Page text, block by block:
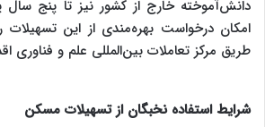
دانش‌آموخته خارج از کشور نیز تا پنج سال
امکان درخواست بهره‌مندی از این تسهیلات
طریق مرکز تعاملات بین‌المللی علم و فناوری
شرایط استفاده نخبگان از تسهیلات مسکن